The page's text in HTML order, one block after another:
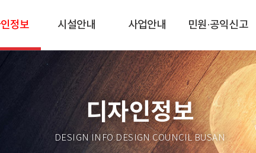
정보 시설안내 사업안내 민원·공익신고
디자인정보
DESIGN INFO DESIGN COUNCIL BUSAN